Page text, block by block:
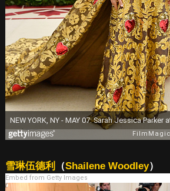
雪琳伍德利 （Shailene Woodley）
Embed from Getty Images